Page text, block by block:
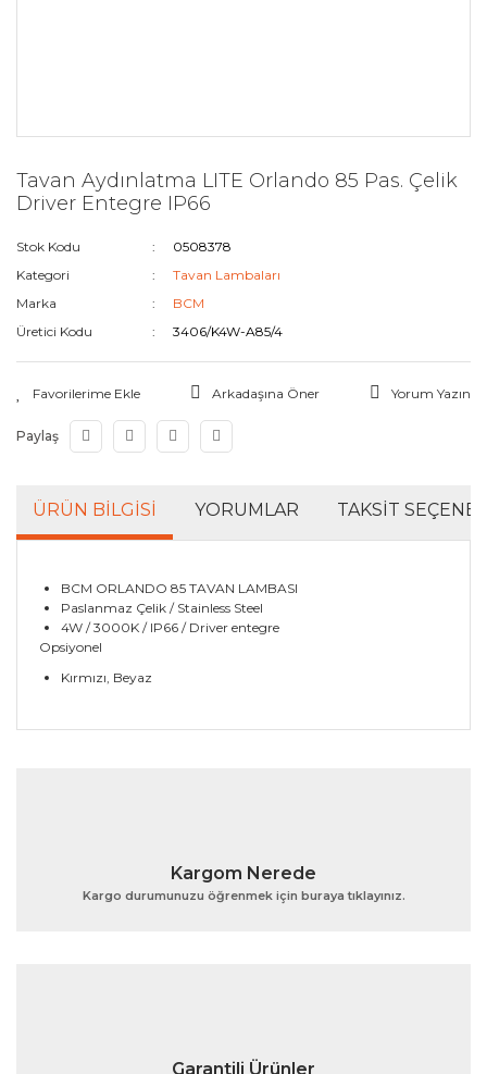
Tavan Aydınlatma LITE Orlando 85 Pas. Çelik
Driver Entegre IP66
Stok Kodu
0508378
Kategori
Tavan Lambaları
Marka
BCM
Üretici Kodu
3406/K4W-A85/4
Arkadaşına Öner Yorum Yazın
Paylaş
ÜRÜN BILGISI YORUMLAR TAKSIT
BCM ORLANDO 85 TAVAN LAMBASI
Paslanmaz Çelik / Stainless Steel
4W / 3000K / IP66 / Driver entegre
Opsiyonel
Kırmızı, Beyaz
Bu ürünün fiyat bilgisi, resim, ürün açıklamalarında ve
Ürün açıklamasında eksik bilgiler bulunuyor.
Kargom Nerede
Kargo durumunuzu öğrenmek için buraya tıklayınız.
Garantili Ürünler